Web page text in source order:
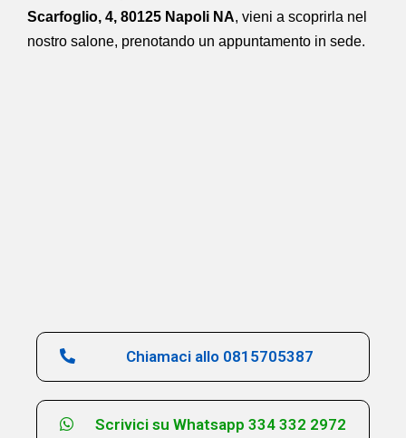
Scarfoglio, 4, 80125 Napoli NA, vieni a scoprirla nel
nostro salone, prenotando un appuntamento in sede.
Chiamaci allo 0815705387
Scrivici su Whatsapp 334 332 2972